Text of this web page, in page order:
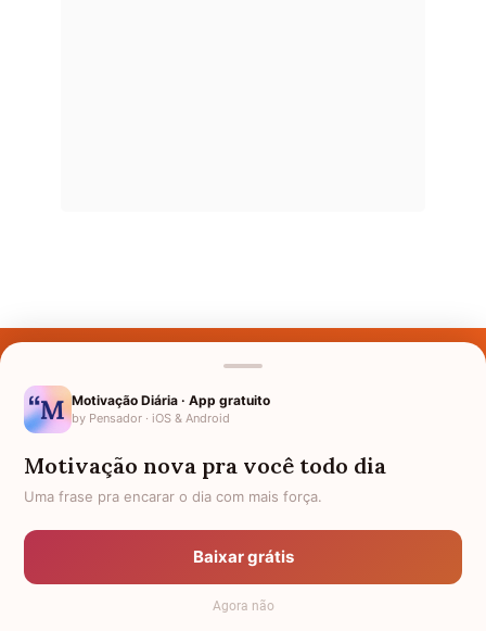
Nomes pelo Mundo
Política de Privacidade
Anuncie
Termos de Uso
Motivação Diária · App gratuito
by Pensador · iOS & Android
Motivação nova pra você todo dia
Uma frase pra encarar o dia com mais força.
Baixar grátis
Agora não